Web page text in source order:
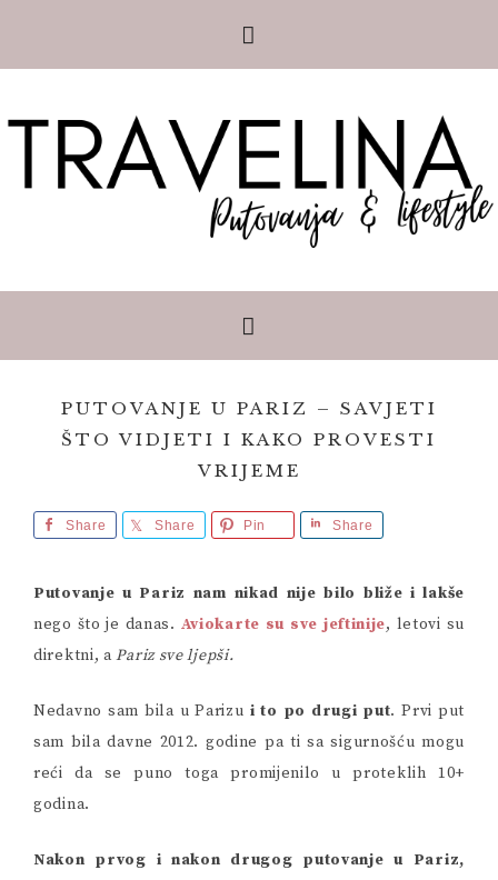
PUTOVANJE U PARIZ – SAVJETI
ŠTO VIDJETI I KAKO PROVESTI
VRIJEME
Share Share Pin Share
Putovanje u Pariz nam nikad nije bilo bliže i lakše
nego što je danas. Aviokarte su sve jeftinije, letovi su
direktni, aPariz sve ljepši.
Nedavno sam bila u Parizu i to po drugi put. Prvi put
sam bila davne 2012. godine pa ti sa sigurnošću mogu
reći da se puno toga promijenilo u proteklih 10+
godina.
Nakon prvog i nakon drugog putovanje u Pariz,